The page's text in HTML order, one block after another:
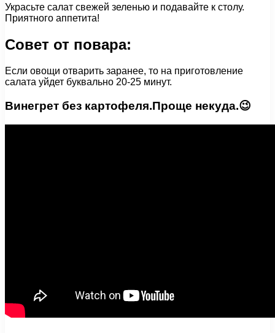
Украсьте салат свежей зеленью и подавайте к столу.
Приятного аппетита!
Совет от повара:
Если овощи отварить заранее, то на приготовление
салата уйдет буквально 20-25 минут.
Винегрет без картофеля.Проще некуда.😉